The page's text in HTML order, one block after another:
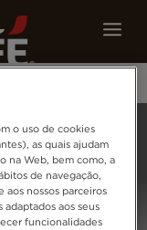
o uso de cookies
as quais ajudam
na Web, bem como, a
de navegação,
aos nossos parceiros
aos seus
funcionalidades